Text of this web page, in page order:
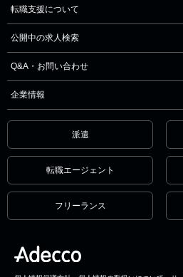
転職支援について
公開中の求人検索
Q&A・お問い合わせ
企業情報
派遣
転職エージェント
フリーランス